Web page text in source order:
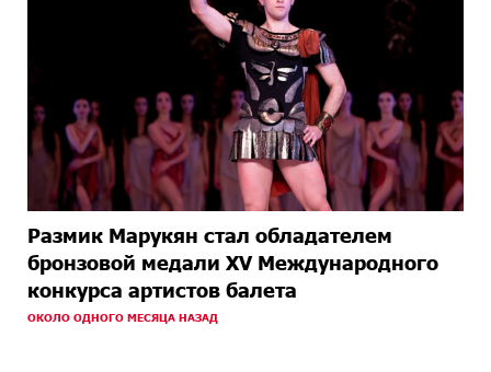
Размик Марукян стал обладателем
бронзовой медали XV Международного
конкурса артистов балета
ОКОЛО ОДНОГО МЕСЯЦА НАЗАД